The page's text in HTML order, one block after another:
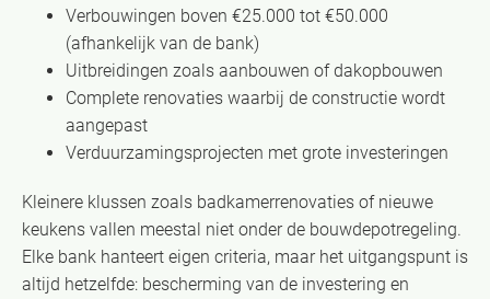
Verbouwingen boven €25.000 tot €50.000
(afhankelijk van de bank)
Uitbreidingen zoals aanbouwen of dakopbouwen
Complete renovaties waarbij de constructie wordt
aangepast
Verduurzamingsprojecten met grote investeringen
Kleinere klussen zoals badkamerrenovaties of nieuwe
keukens vallen meestal niet onder de bouwdepotregeling.
Elke bank hanteert eigen criteria, maar het uitgangspunt is
altijd hetzelfde: bescherming van de investering en